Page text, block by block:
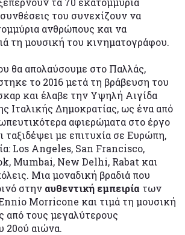
του συνεχίζουν να
ανθρώπους και να
τη μουσική του κινηματογράφου.
θα απολαύσουμε στο Παλλάς,
το 2016 μετά τη βράβευση του
και έλαβε την Υψηλή Αιγίδα
Ιταλικής Δημοκρατίας, ως ένα από
αφιερώματα στο έργο
ταξιδέψει με επιτυχία σε Ευρώπη,
Los Angeles, San Francisco,
Mumbai, New Delhi, Rabat και
Μια μοναδική βραδιά που
στην αυθεντική εμπειρία των
Morricone και τιμά τη μουσική
από τους μεγαλύτερους
20ού αιώνα.